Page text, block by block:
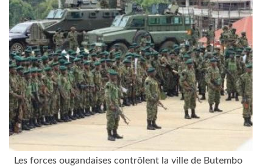
Les forces ougandaises contrôlent la ville de Butembo